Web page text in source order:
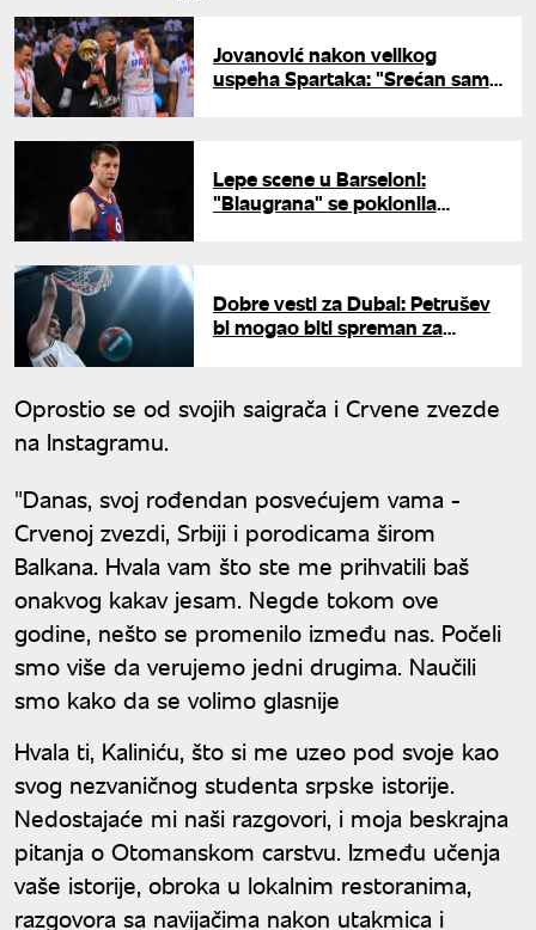
Jovanović nakon velikog
uspeha Spartaka: "Srećan sam
Lepe scene u Barseloni:
"Blaugrana" se poklonila
Dobre vesti za Dubai: Petrušev
bi mogao biti spreman za
Oprostio se od svojih saigrača i Crvene zvezde
na Instagramu.
"Danas, svoj rođendan posvećujem vama -
Crvenoj zvezdi, Srbiji i porodicama širom
Balkana. Hvala vam što ste me prihvatili baš
onakvog kakav jesam. Negde tokom ove
godine, nešto se promenilo između nas. Počeli
smo više da verujemo jedni drugima. Naučili
smo kako da se volimo glasnije
Hvala ti, Kaliniću, što si me uzeo pod svoje kao
svog nezvaničnog studenta srpske istorije.
Nedostajaće mi naši razgovori, i moja beskrajna
pitanja o Otomanskom carstvu. Između učenja
vaše istorije, obroka u lokalnim restoranima,
razgovora sa navijačima nakon utakmica i